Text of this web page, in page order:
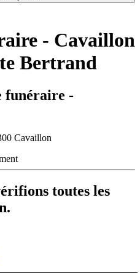
- Cavaillon
Bertrand
funéraire -
Cavaillon
toutes les